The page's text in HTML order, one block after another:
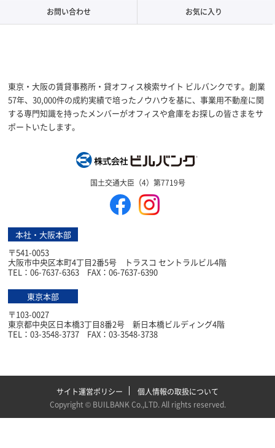
お問い合わせ お気に入り
東京・大阪の賃貸事務所・貸オフィス検索サイト ビルバンクです。創業
57年、30,000件の成約実績で培ったノウハウを基に、事業用不動産に関
する専門知識を持ったメンバーがオフィスや倉庫をお探しの皆さまをサ
ポートいたします。
国土交通大臣（4）第7719号
本社・大阪本部
〒541-0053
大阪市中央区本町4丁目2番5号 トラスコ セントラルビル4階
TEL：06-7637-6363 FAX：06-7637-6390
東京本部
〒103-0027
東京都中央区日本橋3丁目8番2号 新日本橋ビルディング4階
TEL：03-3548-3737 FAX：03-3548-3738
サイト運営ポリシー
個人情報の取扱について
Copyright © BUILBANK Co.,LTD. All rights reserved.